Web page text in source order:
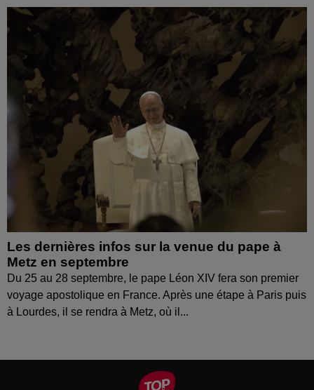
Les dernières infos sur la venue du pape à
Metz en septembre
Du 25 au 28 septembre, le pape Léon XIV fera son premier
voyage apostolique en France. Après une étape à Paris puis
à Lourdes, il se rendra à Metz, où il...